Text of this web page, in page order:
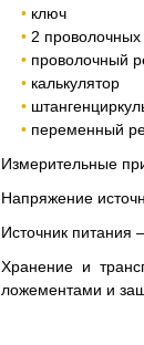
ключ
2
проволочный
калькулятор
переменный
Измерительные
Напряжение
Источник питания
Хранение и
ложементами и